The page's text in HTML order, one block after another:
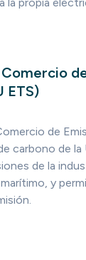
ETS)
de
carbono de la
de la
y